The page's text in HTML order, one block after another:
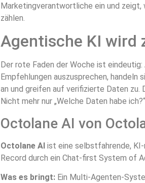
Marketingverantwortliche ein und
zählen.
Agentische KI wird
Der rote Faden der Woche ist
Empfehlungen auszusprechen,
an und greifen auf verifizierte Daten zu.
Nicht mehr nur „Welche Daten habe
Octolane AI von
Octolane AI ist eine selbstfahrende,
Record durch ein Chat-first System of
Was es bringt: Ein Multi-Agenten-